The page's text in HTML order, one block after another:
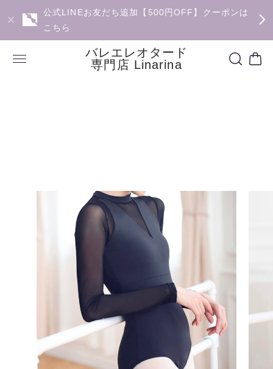
公式LINEお友だち追加【500円OFF】クーポンは
こちら
バレエレオタード
専門店 Linarina